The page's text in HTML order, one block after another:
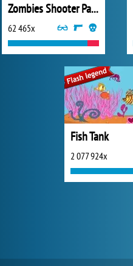
Zombies Shooter Part 1
62 465x
Fish Tank
2 077 924x